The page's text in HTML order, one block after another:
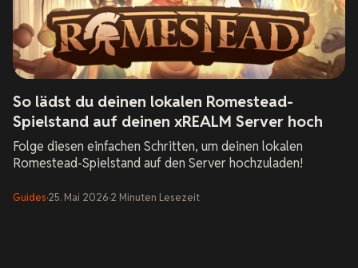
So lädst du deinen lokalen Romestead-
Spielstand auf deinen xREALM Server hoch
Folge diesen einfachen Schritten, um deinen lokalen
Romestead-Spielstand auf den Server hochzuladen!
Guides·25. Mai 2026·2 Minuten Lesezeit